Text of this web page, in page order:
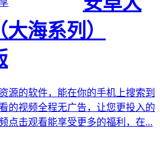
海系列）
源的软件，能在你的手机上搜索到
的视频全程无广告，让您更投入的
点击观看能享受更多的福利，在...